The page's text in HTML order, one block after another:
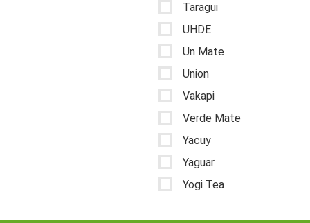
Taragui
UHDE
Un Mate
Union
Vakapi
Verde Mate
Yacuy
Yaguar
Yogi Tea